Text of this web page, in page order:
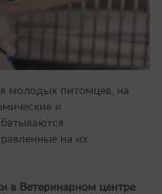
молодых питомцев, на
и
на их
в Ветеринарном центре